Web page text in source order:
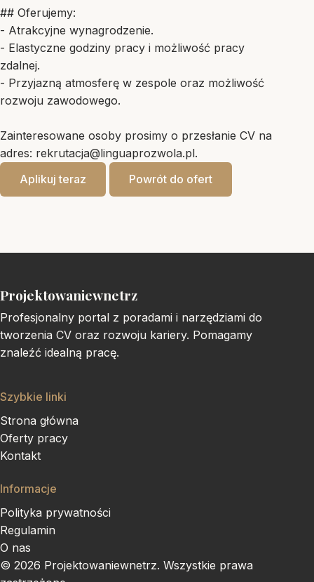
## Oferujemy:
- Atrakcyjne wynagrodzenie.
- Elastyczne godziny pracy i możliwość pracy
zdalnej.
- Przyjazną atmosferę w zespole oraz możliwość
rozwoju zawodowego.
Zainteresowane osoby prosimy o przesłanie CV na
adres: rekrutacja@linguaprozwola.pl.
Aplikuj teraz
Powrót do ofert
Projektowaniewnetrz
Profesjonalny portal z poradami i narzędziami do
tworzenia CV oraz rozwoju kariery. Pomagamy
znaleźć idealną pracę.
Szybkie linki
Strona główna
Oferty pracy
Kontakt
Informacje
Polityka prywatności
Regulamin
O nas
© 2026 Projektowaniewnetrz. Wszystkie prawa